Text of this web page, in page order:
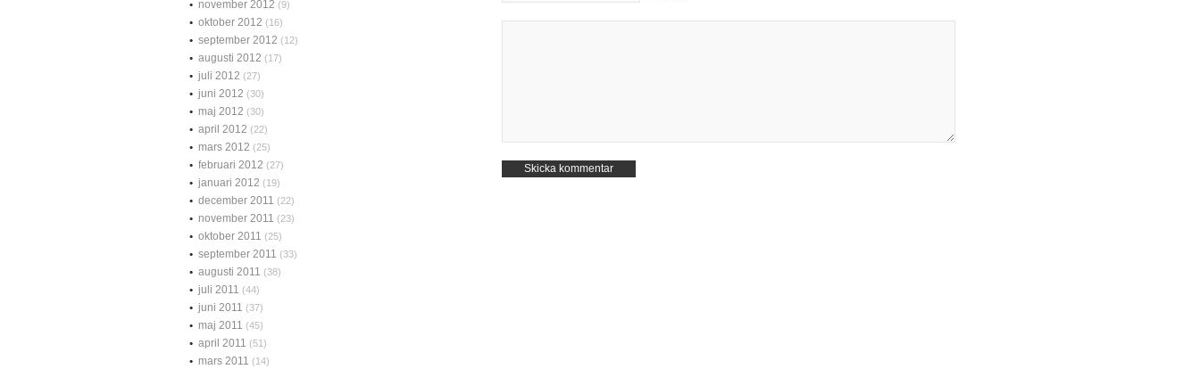
november 2012 (9)
oktober 2012 (16)
september 2012 (12)
augusti 2012 (17)
juli 2012 (27)
juni 2012 (30)
maj 2012 (30)
april 2012 (22)
mars 2012 (25)
februari 2012 (27)
januari 2012 (19)
december 2011 (22)
november 2011 (23)
oktober 2011 (25)
september 2011 (33)
augusti 2011 (38)
juli 2011 (44)
juni 2011 (37)
maj 2011 (45)
april 2011 (51)
mars 2011 (14)